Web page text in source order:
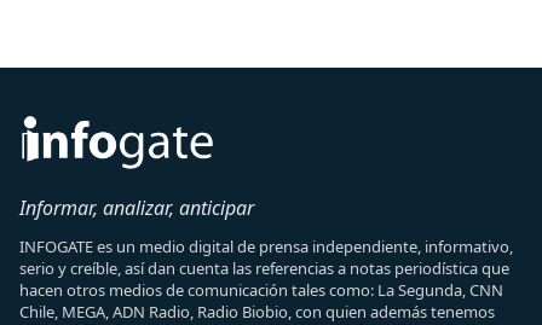
Informar, analizar, anticipar
INFOGATE es un medio digital de prensa independiente, informativo,
serio y creíble, así dan cuenta las referencias a notas periodística que
hacen otros medios de comunicación tales como: La Segunda, CNN
Chile, MEGA, ADN Radio, Radio Biobio, con quien además tenemos